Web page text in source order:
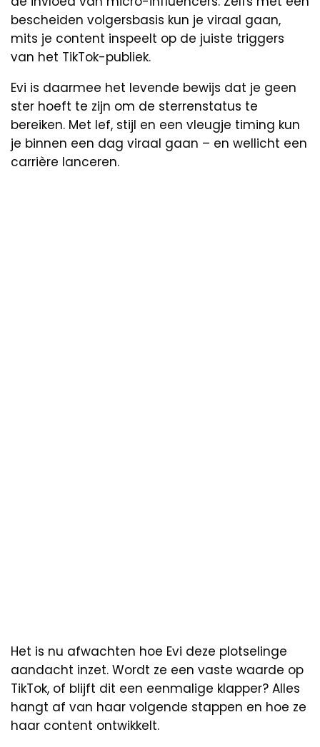
bescheiden volgersbasis kun je viraal gaan,
mits je content inspeelt op de juiste triggers
van het TikTok-publiek.
Evi is daarmee het levende bewijs dat je geen
ster hoeft te zijn om de sterrenstatus te
bereiken. Met lef, stijl en een vleugje timing kun
je binnen een dag viraal gaan – en wellicht een
carrière lanceren.
Het is nu afwachten hoe Evi deze plotselinge
aandacht inzet. Wordt ze een vaste waarde op
TikTok, of blijft dit een eenmalige klapper? Alles
hangt af van haar volgende stappen en hoe ze
haar content ontwikkelt.